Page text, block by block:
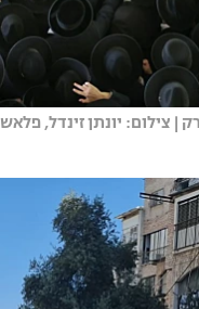
צילום: יונתן זינדל, פלאש 90